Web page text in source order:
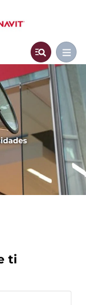
ti